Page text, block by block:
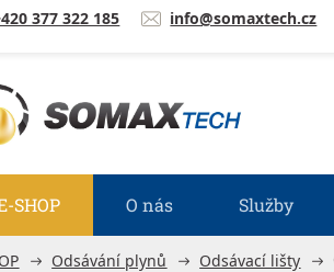
377 322 185 info@somaxtech.cz
SHOP O nás Služby
Odsávání plynů Odsávací lišty